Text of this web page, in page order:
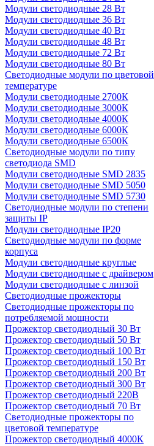
Модули светодиодные 28 Вт
Модули светодиодные 36 Вт
Модули светодиодные 40 Вт
Модули светодиодные 48 Вт
Модули светодиодные 72 Вт
Модули светодиодные 80 Вт
Светодиодные модули по цветовой
температуре
Модули светодиодные 2700К
Модули светодиодные 3000К
Модули светодиодные 4000К
Модули светодиодные 6000К
Модули светодиодные 6500К
Светодиодные модули по типу
светодиода SMD
Модули светодиодные SMD 2835
Модули светодиодные SMD 5050
Модули светодиодные SMD 5730
Светодиодные модули по степени
защиты IP
Модули светодиодные IP20
Светодиодные модули по форме
корпуса
Модули светодиодные круглые
Модули светодиодные с драйвером
Модули светодиодные с линзой
Светодиодные прожекторы
Светодиодные прожекторы по
потребляемой мощности
Прожектор светодиодный 30 Вт
Прожектор светодиодный 50 Вт
Прожектор светодиодный 100 Вт
Прожектор светодиодный 150 Вт
Прожектор светодиодный 200 Вт
Прожектор светодиодный 300 Вт
Прожектор светодиодный 220В
Прожектор светодиодный 70 Вт
Светодиодные прожекторы по
цветовой температуре
Прожектор светодиодный 4000К